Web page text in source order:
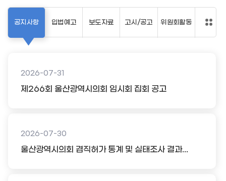
공지사항
2026-07-31
제266회 울산광역시의회 임시회 집회 공고
2026-07-30
울산광역시의회 겸직허가 통계 및 실태조사 결과...
입법예고 보도자료 고시/공고 위원회활동